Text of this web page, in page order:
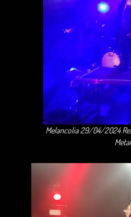
Melancolia 29/04/2024